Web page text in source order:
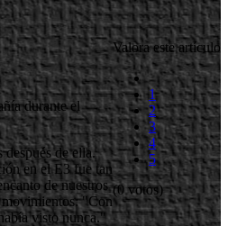
Valora este artículo
1
2
3
4
5
(0 votos)
durante el
de ella.
en el E3 fue tan
de nuestros
movimientos: "Con
visto nunca."